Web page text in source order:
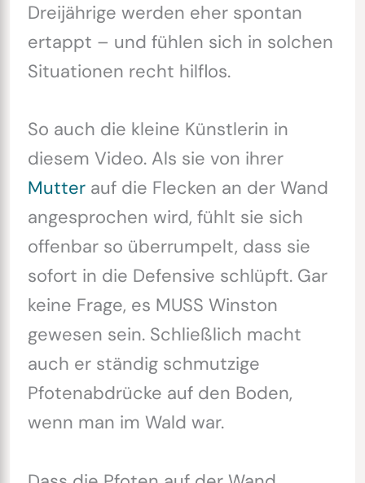
Dreijährige werden eher spontan
ertappt – und fühlen sich in solchen
Situationen recht hilflos.
So auch die kleine Künstlerin in
diesem Video. Als sie von ihrer
Mutterauf die Flecken an der Wand
angesprochen wird, fühlt sie sich
offenbar so überrumpelt, dass sie
sofort in die Defensive schlüpft. Gar
keine Frage, es MUSS Winston
gewesen sein. Schließlich macht
auch er ständig schmutzige
Pfotenabdrücke auf den Boden,
wenn man im Wald war.